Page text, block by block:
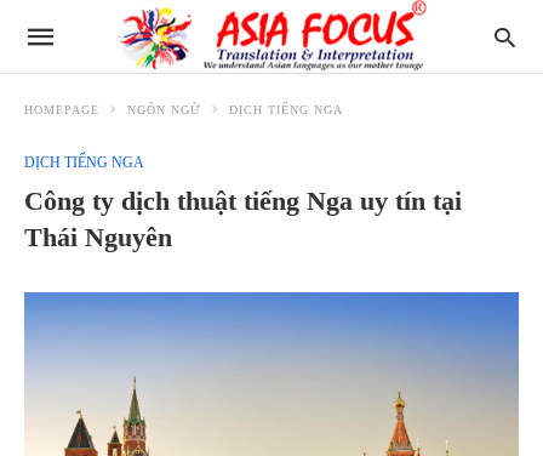
HOMEPAGE NGÔN NGỮ DỊCH TIẾNG NGA
DỊCH TIẾNG NGA
Công ty dịch thuật tiếng Nga uy tín tại
Thái Nguyên